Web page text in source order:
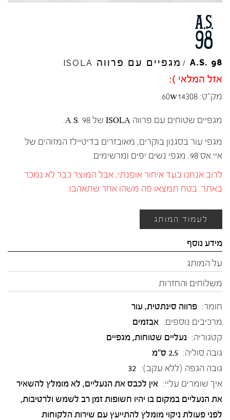
A.S. 98
/ מגפיים עם פרווה ISOLA
אזל המלאי ):
מק"ט: 60w14308
מגפיים שטוחים עם פרווה ISOLA של A.S. 98.
מגפי עור בסגנון בוקרים, מאובזרים בדיטיילז המזוהים של
איי.אס 98. מגפי נשים יפים ומרשימים.
לרוב אנחנו בעד איחור אופנתי, אבל המוצר כבר לא נמכר
באתר. בטח תמצאו פה משהו אחר שתאהבו:
לעמוד המותג
מידע נוסף
על המותג
משלוחים והחזרות
חומר: פרווה סינתטית, עור
מרכיבים נוספים: אבזמים
קטגוריה: נעליים שטוחות, מגפיים
גובה סוליה: 2.5 ס"מ
גובה הגפה (ללא עקב): 32
איך שומרים עליי: אין לכבס את הנעליים, לא מומלץ להשאיר
את הנעליים במקום בו יהיו חשופות זמן רב לשמש ולרטיבות,
לפני פעולת ניקוי מומלץ להתייעץ עם שירות הלקוחות